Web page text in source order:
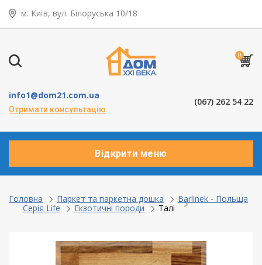
м. Київ, вул. Білоруська 10/18
(067) 262 54 22
info1@dom21.com.ua
Отримати консультацію
0
Відкрити меню
Головна Паркет та паркетна дошка
Barlinek - Польща
Серія Life
Екзотичні породи Талі
← Назад
Пластикові вікна
Алюмінієві вікна
Двері міжкімнатні